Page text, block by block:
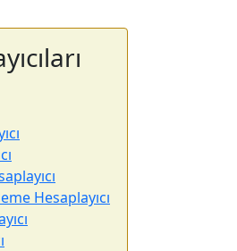
Hesaplayıcı